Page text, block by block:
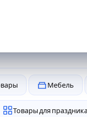
Мебель
Товары для праздника